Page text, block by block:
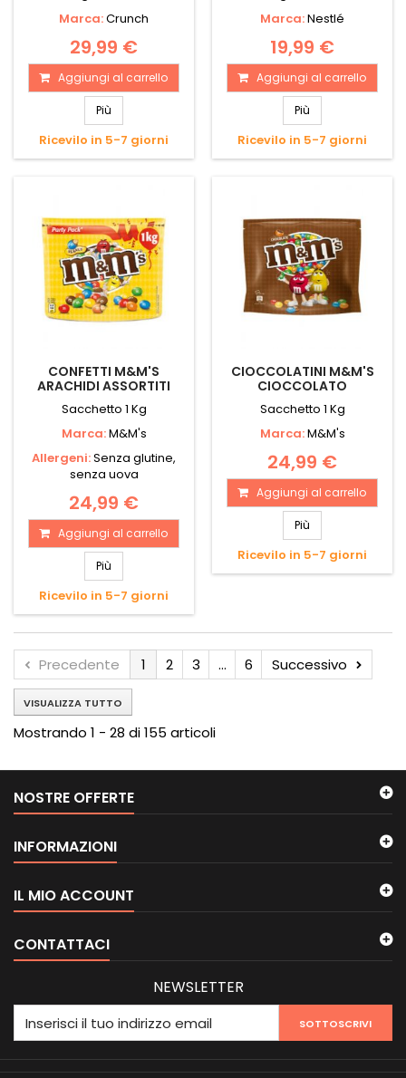
Marca:Crunch
29,99 €
Aggiungi al carrello
Più
Ricevilo in 5-7 giorni
Marca:Nestlé
19,99 €
Aggiungi al carrello
Più
Ricevilo in 5-7 giorni
CONFETTI M&M'S
ARACHIDI ASSORTITI
Sacchetto 1 Kg
Marca:M&M's
Allergeni:Senza glutine,
senza uova
24,99 €
Aggiungi al carrello
Più
Ricevilo in 5-7 giorni
CIOCCOLATINI M&M'S
CIOCCOLATO
Sacchetto 1 Kg
Marca:M&M's
24,99 €
Aggiungi al carrello
Più
Ricevilo in 5-7 giorni
Precedente 1 2 3 ... 6 Successivo
VISUALIZZA TUTTO
Mostrando 1 - 28 di 155 articoli
NOSTRE OFFERTE
INFORMAZIONI
IL MIO ACCOUNT
CONTATTACI
NEWSLETTER
SOTTOSCRIVI